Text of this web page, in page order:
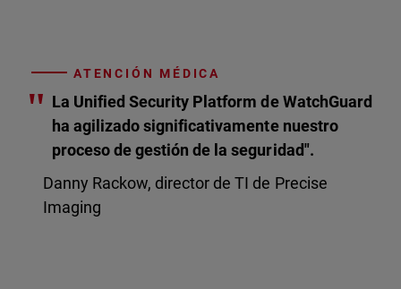
ATENCIÓN MÉDICA
" La Unified Security Platform de WatchGuard
ha agilizado significativamente nuestro
proceso de gestión de la seguridad".
Danny Rackow, director de TI de Precise
Imaging